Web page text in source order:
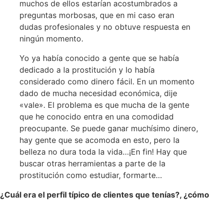
muchos de ellos estarían acostumbrados a
preguntas morbosas, que en mi caso eran
dudas profesionales y no obtuve respuesta en
ningún momento.
Yo ya había conocido a gente que se había
dedicado a la prostitución y lo había
considerado como dinero fácil. En un momento
dado de mucha necesidad económica, dije
«vale». El problema es que mucha de la gente
que he conocido entra en una comodidad
preocupante. Se puede ganar muchísimo dinero,
hay gente que se acomoda en esto, pero la
belleza no dura toda la vida…¡En fin! Hay que
buscar otras herramientas a parte de la
prostitución como estudiar, formarte…
¿Cuál era el perfil típico de clientes que tenías?, ¿cómo